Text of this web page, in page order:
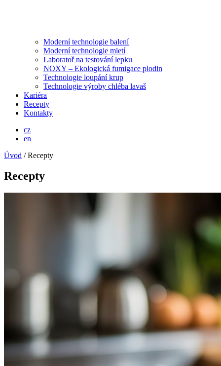
Moderní technologie balení
Moderní technologie mletí
Laboratoř na testování lepku
NOXY – Ekologická fumigace plodin
Technologie loupání krup
Technologie výroby chléba lavaš
Kariéra
Recepty
Kontakty
cz
en
Úvod /Recepty
Recepty